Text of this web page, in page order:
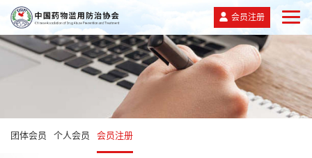
会员注册
团体会员 个人会员 会员注册